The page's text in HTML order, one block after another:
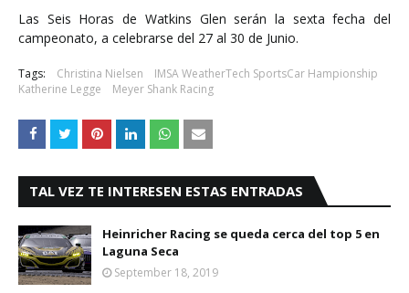
Las Seis Horas de Watkins Glen serán la sexta fecha del
campeonato, a celebrarse del 27 al 30 de Junio.
Tags: Christina Nielsen
IMSA WeatherTech SportsCar Hampionship
Katherine Legge
Meyer Shank Racing
TAL VEZ TE INTERESEN ESTAS ENTRADAS
Heinricher Racing se queda cerca del top 5 en
Laguna Seca
September 18, 2019